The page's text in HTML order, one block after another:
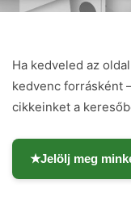
Ha kedveled az
kedvenc forrásként
cikkeinket a
★Jelölj meg